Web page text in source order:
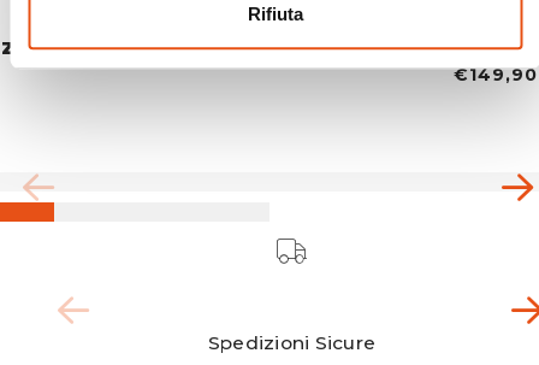
Rifiuta
ZAINO HIKEMASTER 26
€149,90
Spedizioni Sicure